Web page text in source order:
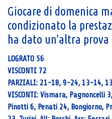
Giocare di domenica
condizionato la
ha dato un’altra prova
LOGRATO 56
VISCONTI 72
PARZIALI: 21-18, 9-24, 13-14,
VISCONTI: Vismara, Pagnoncelli
Pinotti 6, Penati 24, Bongiorno,